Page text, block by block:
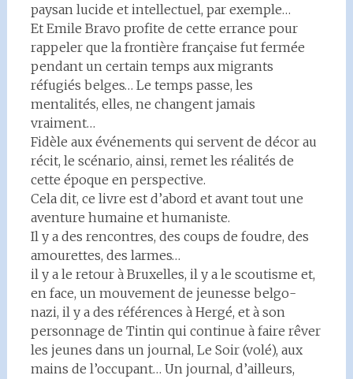
paysan lucide et intellectuel, par exemple…
Et Emile Bravo profite de cette errance pour
rappeler que la frontière française fut fermée
pendant un certain temps aux migrants
réfugiés belges… Le temps passe, les
mentalités, elles, ne changent jamais
vraiment…
Fidèle aux événements qui servent de décor au
récit, le scénario, ainsi, remet les réalités de
cette époque en perspective.
Cela dit, ce livre est d’abord et avant tout une
aventure humaine et humaniste.
Il y a des rencontres, des coups de foudre, des
amourettes, des larmes…
il y a le retour à Bruxelles, il y a le scoutisme et,
en face, un mouvement de jeunesse belgo-
nazi, il y a des références à Hergé, et à son
personnage de Tintin qui continue à faire rêver
les jeunes dans un journal, Le Soir (volé), aux
mains de l’occupant… Un journal, d’ailleurs,